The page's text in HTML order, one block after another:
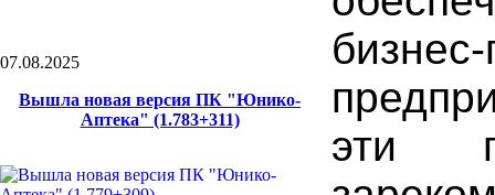
07.08.2025
Вышла новая версия ПК "Юнико-
Аптека" (1.783+311)
эти